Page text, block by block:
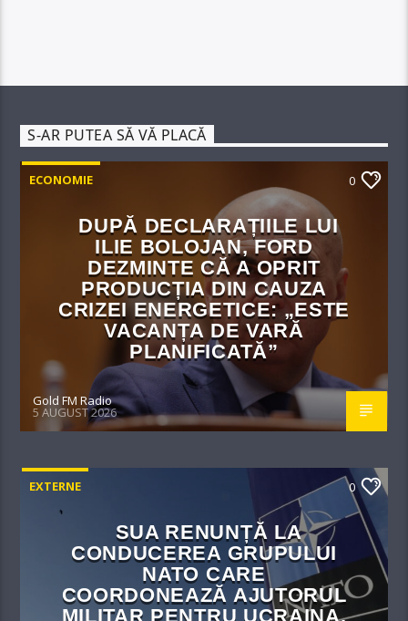
S-AR PUTEA SĂ VĂ PLACĂ
ECONOMIE 0
DUPĂ DECLARAȚIILE LUI
ILIE BOLOJAN, FORD
DEZMINTE CĂ A OPRIT
PRODUCȚIA DIN CAUZA
CRIZEI ENERGETICE: „ESTE
VACANȚA DE VARĂ
PLANIFICATĂ”
Gold FM Radio
5 AUGUST 2026
EXTERNE 0
SUA RENUNȚĂ LA
CONDUCEREA GRUPULUI
NATO CARE
COORDONEAZĂ AJUTORUL
MILITAR PENTRU UCRAINA.